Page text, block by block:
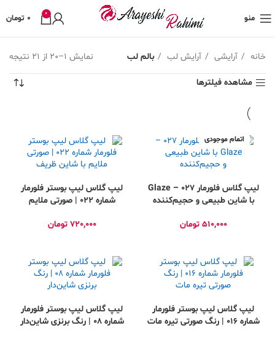
منو 0
0 تومان
خانه آرایشی آرایش لب بالم لب نمایش 1–20 از 21 نتیجه
مشاهده فیلترها
اتمام موجودی
لیپ گلاس فلورمار ۰۲۷ – Glaze
با شاین طبیعی و حجیم‌کننده
510,000 تومان
لیپ گلاس لیپ بوستر فلورمار
شماره ۰۲۲ | صورتی ملایم
720,000 تومان
لیپ گلاس لیپ بوستر فلورمار
شماره 016 | رنگ صورتی تیره مات
لیپ گلاس لیپ بوستر فلورمار
شماره 08 | رنگ برنزی شاین‌دار